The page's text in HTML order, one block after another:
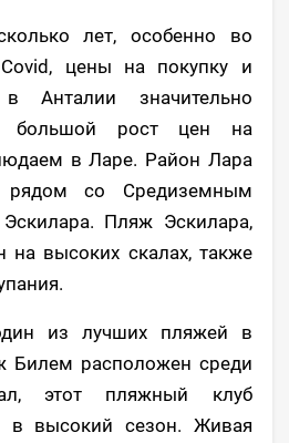
лет, особенно во
цены на покупку и
Анталии значительно
большой рост цен на
в Ларе. Район Лара
рядом со Средиземным
Пляж Эскилара,
на высоких скалах, также
из лучших пляжей в
Билем расположен среди
этот пляжный клуб
в высокий сезон. Живая